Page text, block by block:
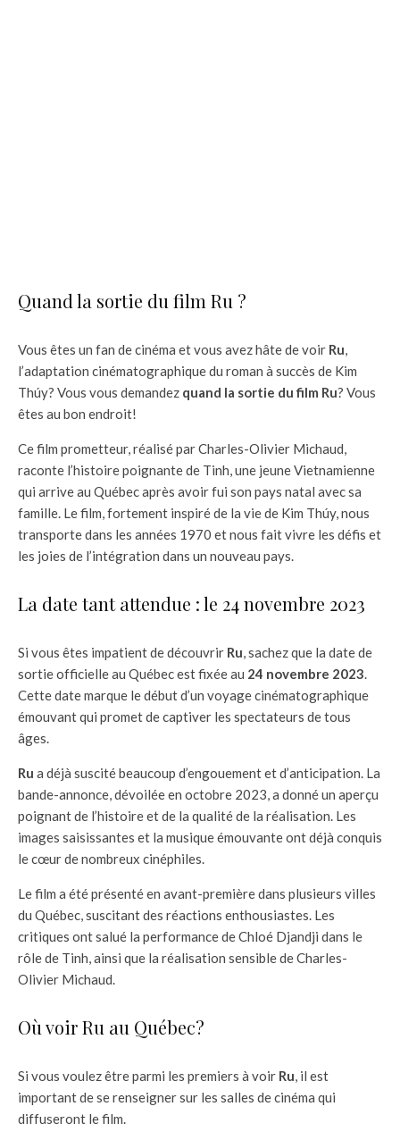
Quand la sortie du film Ru ?
Vous êtes un fan de cinéma et vous avez hâte de voir Ru,
l’adaptation cinématographique du roman à succès de Kim
Thúy? Vous vous demandez quand la sortie du film Ru? Vous
êtes au bon endroit!
Ce film prometteur, réalisé par Charles-Olivier Michaud,
raconte l’histoire poignante de Tinh, une jeune Vietnamienne
qui arrive au Québec après avoir fui son pays natal avec sa
famille. Le film, fortement inspiré de la vie de Kim Thúy, nous
transporte dans les années 1970 et nous fait vivre les défis et
les joies de l’intégration dans un nouveau pays.
La date tant attendue : le 24 novembre 2023
Si vous êtes impatient de découvrir Ru, sachez que la date de
sortie officielle au Québec est fixée au 24 novembre 2023.
Cette date marque le début d’un voyage cinématographique
émouvant qui promet de captiver les spectateurs de tous
âges.
Ru a déjà suscité beaucoup d’engouement et d’anticipation. La
bande-annonce, dévoilée en octobre 2023, a donné un aperçu
poignant de l’histoire et de la qualité de la réalisation. Les
images saisissantes et la musique émouvante ont déjà conquis
le cœur de nombreux cinéphiles.
Le film a été présenté en avant-première dans plusieurs villes
du Québec, suscitant des réactions enthousiastes. Les
critiques ont salué la performance de Chloé Djandji dans le
rôle de Tinh, ainsi que la réalisation sensible de Charles-
Olivier Michaud.
Où voir Ru au Québec?
Si vous voulez être parmi les premiers à voir Ru, il est
important de se renseigner sur les salles de cinéma qui
diffuseront le film.